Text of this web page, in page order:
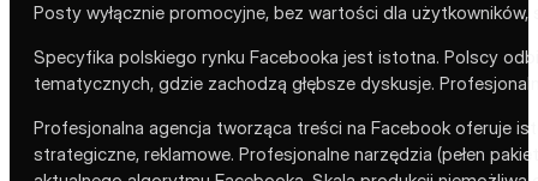
Posty wyłącznie promocyjne, bez wartości dla użytkowników,
Specyfika polskiego rynku Facebooka jest istotna. Polscy
tematycznych, gdzie zachodzą głębsze dyskusje.
Profesjonalna agencja tworząca treści na Facebook oferuje
strategiczne, reklamowe. Profesjonalne narzędzia (pełen